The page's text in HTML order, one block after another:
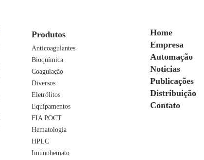
Produtos
Anticoagulantes
Bioquímica
Coagulação
Diversos
Eletrólitos
Equipamentos
FIA POCT
Hematologia
HPLC
Imunohemato
Home
Empresa
Automação
Noticias
Publicações
Distribuição
Contato